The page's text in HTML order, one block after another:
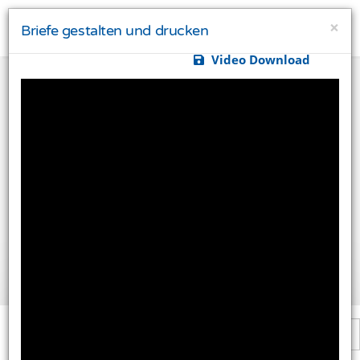
×
Briefe gestalten und drucken
Video Download